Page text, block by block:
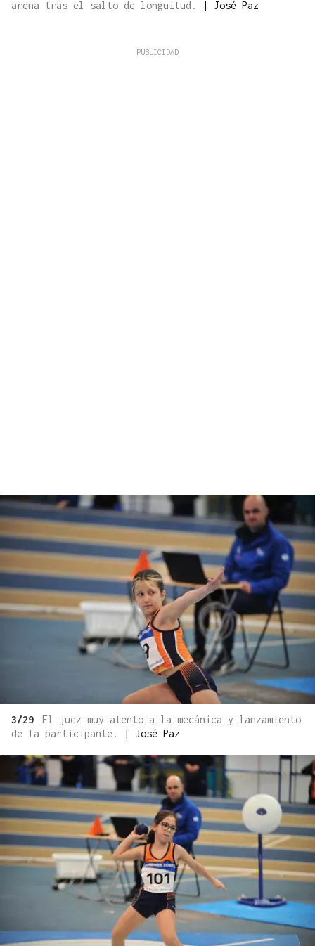
arena tras el salto de longuitud.
| José Paz
3/29
El juez muy atento a la mecánica y lanzamiento
de la participante.
| José Paz